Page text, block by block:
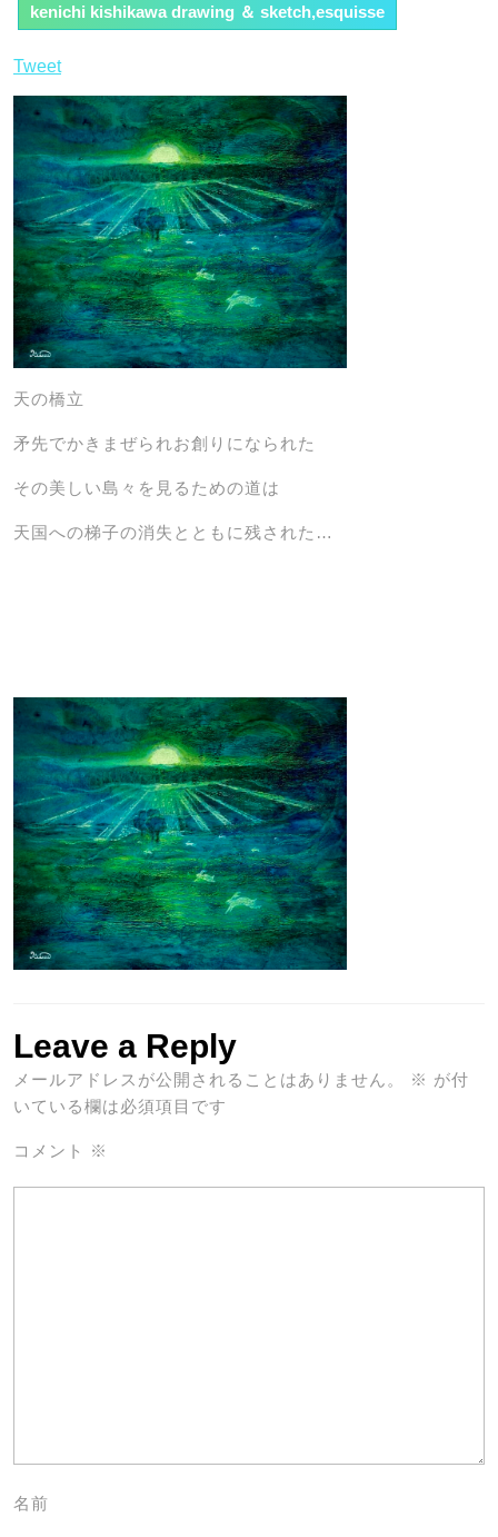
kenichi kishikawa drawing ＆ sketch,esquisse
Tweet
天の橋立
矛先でかきまぜられお創りになられた
その美しい島々を見るための道は
天国への梯子の消失とともに残された…
Leave a Reply
メールアドレスが公開されることはありません。 ※ が付
いている欄は必須項目です
コメント ※
名前